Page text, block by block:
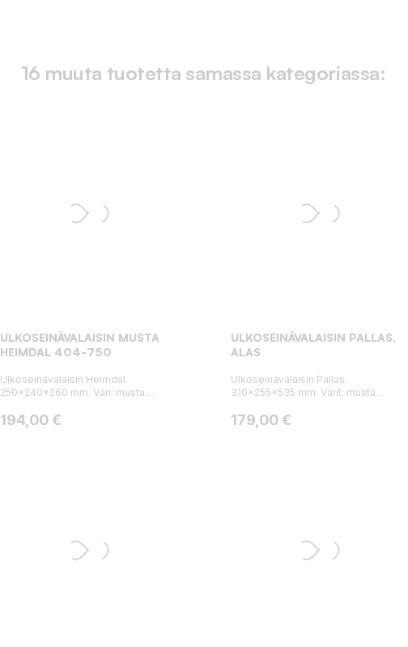
16 muuta tuotetta samassa kategoriassa:
ULKOSEINÄVALAISIN MUSTA
HEIMDAL 404-750
Ulkoseinävalaisin Heimdal.
250x240x260 mm. Väri: musta....
Hinta
194,00 €
ULKOSEINÄVALAISIN PALLAS,
ALAS
Ulkoseinävalaisin Pallas.
310x255x535 mm. Värit: musta...
Hinta
179,00 €